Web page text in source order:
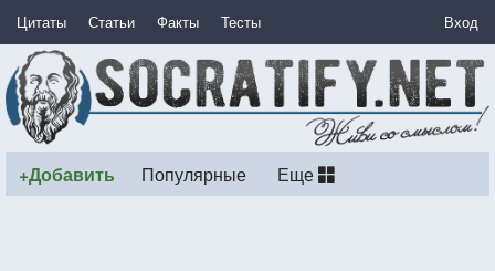
Цитаты Статьи Факты Тесты Вход
+Добавить Популярные Еще